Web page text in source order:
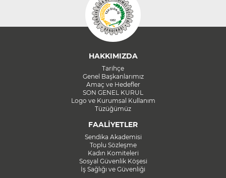
HAKKIMIZDA
Tarihçe
Genel Başkanlarımız
Amaç ve Hedefler
SON GENEL KURUL
Logo ve Kurumsal Kullanım
Tüzüğümüz
FAALİYETLER
Sendika Akademisi
Toplu Sözleşme
Kadın Komiteleri
Sosyal Güvenlik Köşesi
İş Sağlığı ve Güvenliği